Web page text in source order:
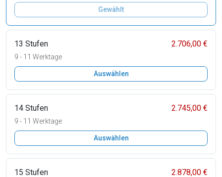
Gewählt
13 Stufen 2.706,00 €
9 - 11 Werktage
Auswählen
14 Stufen 2.745,00 €
9 - 11 Werktage
Auswählen
15 Stufen 2.878,00 €